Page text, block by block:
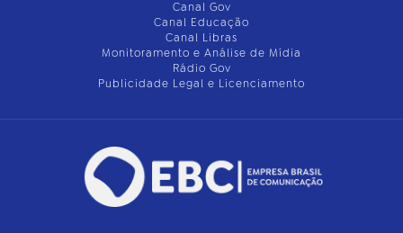
Canal Gov
Canal Educação
Canal Libras
Monitoramento e Análise de Mídia
Rádio Gov
Publicidade Legal e Licenciamento